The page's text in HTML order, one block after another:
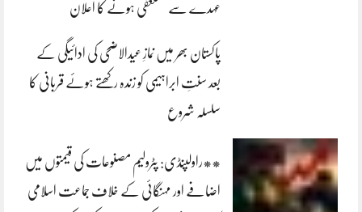
عہدے سے مستعفی ہونے کا اعلان
پاکستان بھر میں نمازِ عیدالاضحی کی ادائیگی کے
بعد سنتِ ابراہیمی کو زندہ رکھتے ہوئے قربانی کا
سلسلہ شروع
**راولپنڈی: پٹرولیم مصنوعات کی قیمتوں میں
اضافے اور مہنگائی کے خلاف جماعت اسلامی